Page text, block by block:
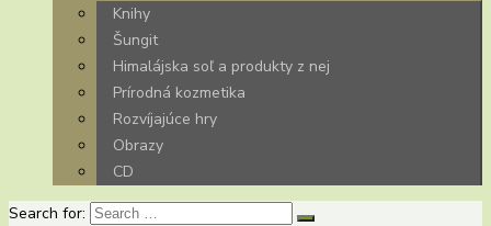
Knihy
Šungit
Himalájska soľ a produkty z nej
Prírodná kozmetika
Rozvíjajúce hry
Obrazy
CD
Search for: